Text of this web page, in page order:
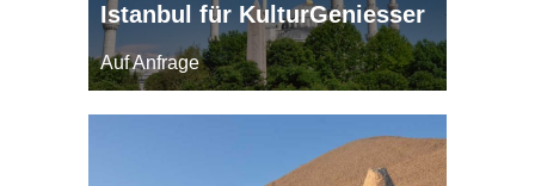
Istanbul für KulturGeniesser
Auf Anfrage